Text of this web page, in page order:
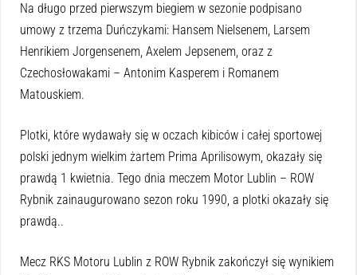
Na długo przed pierwszym biegiem w sezonie podpisano
umowy z trzema Duńczykami: Hansem Nielsenem, Larsem
Henrikiem Jorgensenem, Axelem Jepsenem, oraz z
Czechosłowakami – Antonim Kasperem i Romanem
Matouskiem.
Plotki, które wydawały się w oczach kibiców i całej sportowej
polski jednym wielkim żartem Prima Aprilisowym, okazały się
prawdą 1 kwietnia. Tego dnia meczem Motor Lublin – ROW
Rybnik zainaugurowano sezon roku 1990, a plotki okazały się
prawdą..
Mecz RKS Motoru Lublin z ROW Rybnik zakończył się wynikiem